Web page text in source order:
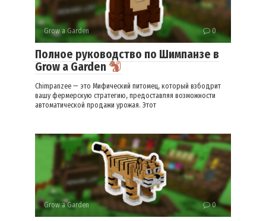
Grow a Garden 0
Полное руководство по Шимпанзе в
Grow a Garden
Chimpanzee — это Мифический питомец, который взбодрит
вашу фермерскую стратегию, предоставляя возможности
автоматической продажи урожая. Этот
Grow a Garden 0